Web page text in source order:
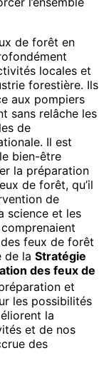
de forêt en
locales et
forestière. Ils
aux pompiers
sans relâche les
de
Il est
bien-être
la préparation
de forêt, qu’il
de
science et les
feux de forêt
de la Stratégie
des feux de
et
les possibilités
la
et de nos
des